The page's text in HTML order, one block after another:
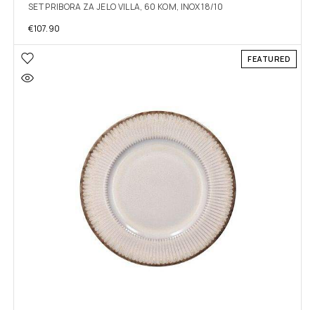
SET PRIBORA ZA JELO VILLA, 60 KOM, INOX 18/10
€107.90
FEATURED